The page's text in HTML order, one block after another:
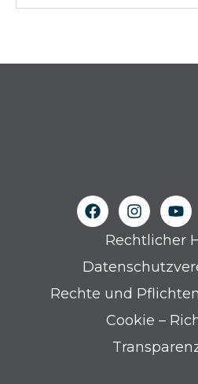
Rechtlicher
Rechte und
Cookie –